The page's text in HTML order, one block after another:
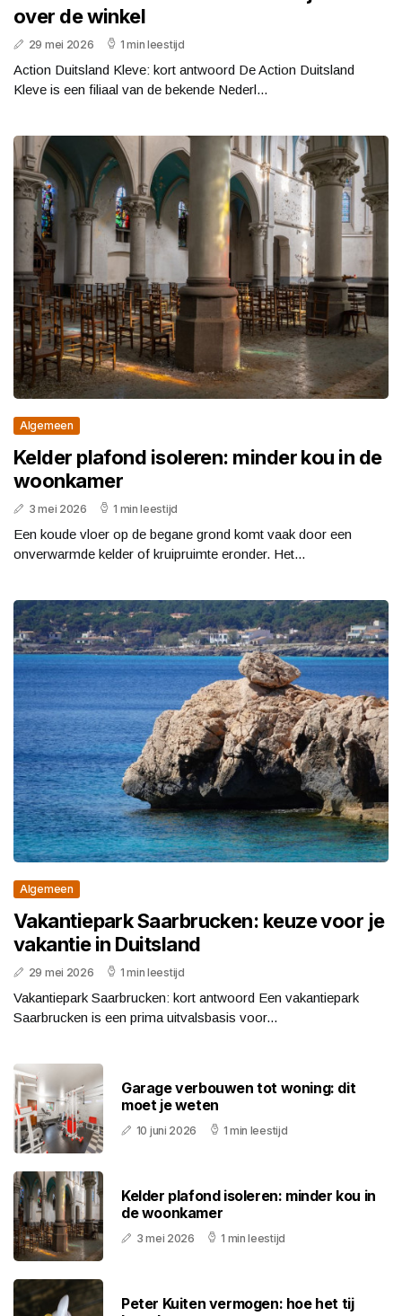
over de winkel
29 mei 2026 1 min leestijd
Action Duitsland Kleve: kort antwoord De Action Duitsland
Kleve is een filiaal van de bekende Nederl...
Algemeen
Kelder plafond isoleren: minder kou in de
woonkamer
3 mei 2026 1 min leestijd
Een koude vloer op de begane grond komt vaak door een
onverwarmde kelder of kruipruimte eronder. Het...
Algemeen
Vakantiepark Saarbrucken: keuze voor je
vakantie in Duitsland
29 mei 2026 1 min leestijd
Vakantiepark Saarbrucken: kort antwoord Een vakantiepark
Saarbrucken is een prima uitvalsbasis voor...
Garage verbouwen tot woning: dit
moet je weten
10 juni 2026 1 min leestijd
Kelder plafond isoleren: minder kou in
de woonkamer
3 mei 2026 1 min leestijd
Peter Kuiten vermogen: hoe het tij